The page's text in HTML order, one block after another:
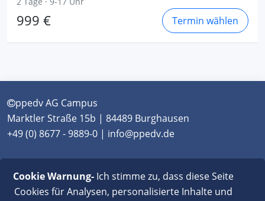
999 € Termin wählen
ppedv AG Campus
Marktler Straße 15b | 84489 Burghausen
+49 (0) 8677 - 9889-0 | info@ppedv.de
Classroom
Cookie Warnung-Ich stimme zu, dass diese Seite
Cookies für Analysen, personalisierte Inhalte und